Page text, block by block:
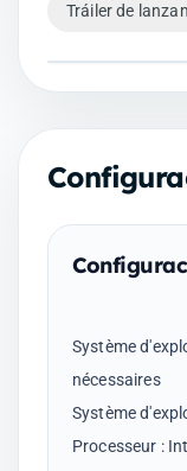
Tráiler de
Système
nécessaires
Système
Processeur :